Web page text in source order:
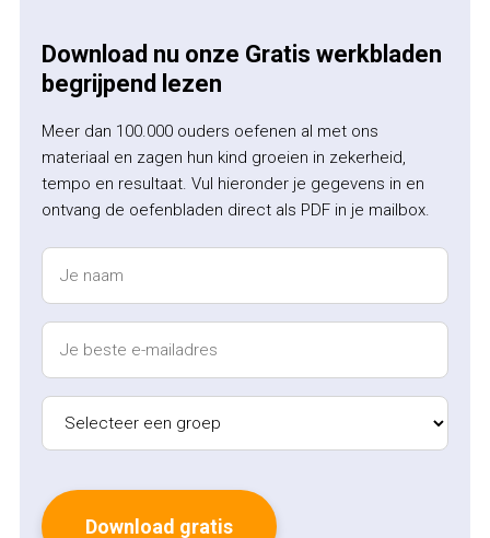
Download nu onze Gratis werkbladen
begrijpend lezen
Meer dan 100.000 ouders oefenen al met ons
materiaal en zagen hun kind groeien in zekerheid,
tempo en resultaat. Vul hieronder je gegevens in en
ontvang de oefenbladen direct als PDF in je mailbox.